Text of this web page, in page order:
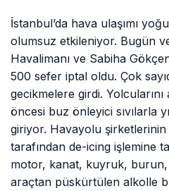
İstanbul’da hava ulaşımı
olumsuz etkileniyor. Bugün
Havalimanı ve Sabiha
500 sefer iptal oldu. Çok
gecikmelere girdi.
öncesi buz önleyici sıvılarla
giriyor. Havayolu
tarafından de-icing işlemine
motor, kanat, kuyruk,
araçtan püskürtülen alkolle